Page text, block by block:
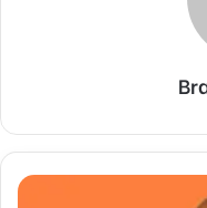
डेरवा